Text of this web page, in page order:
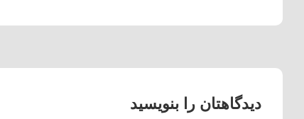
دیدگاهتان را بنویسید